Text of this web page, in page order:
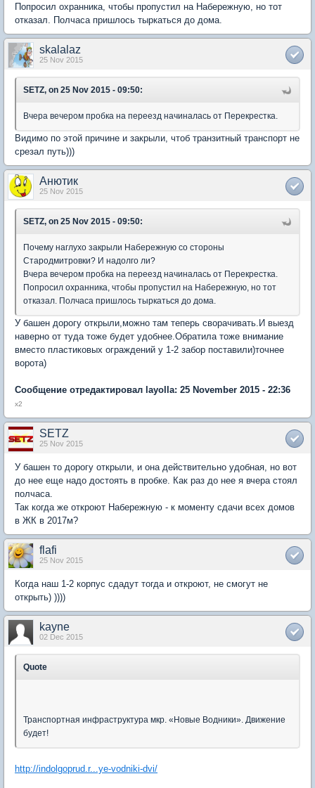
Попросил охранника, чтобы пропустил на Набережную, но тот
отказал. Полчаса пришлось тыркаться до дома.
skalalaz
25 Nov 2015
SETZ, on 25 Nov 2015 - 09:50:
Вчера вечером пробка на переезд начиналась от Перекрестка.
Видимо по этой причине и закрыли, чтоб транзитный транспорт не
срезал путь)))
Анютик
25 Nov 2015
SETZ, on 25 Nov 2015 - 09:50:
Почему наглухо закрыли Набережную со стороны
Стародмитровки? И надолго ли?
Вчера вечером пробка на переезд начиналась от Перекрестка.
Попросил охранника, чтобы пропустил на Набережную, но тот
отказал. Полчаса пришлось тыркаться до дома.
У башен дорогу открыли,можно там теперь сворачивать.И выезд
наверно от туда тоже будет удобнее.Обратила тоже внимание
вместо пластиковых ограждений у 1-2 забор поставили)точнее
ворота)
Сообщение отредактировал layolla: 25 November 2015 - 22:36
x2
SETZ
25 Nov 2015
У башен то дорогу открыли, и она действительно удобная, но вот
до нее еще надо достоять в пробке. Как раз до нее я вчера стоял
полчаса.
Так когда же откроют Набережную - к моменту сдачи всех домов
в ЖК в 2017м?
flafi
25 Nov 2015
Когда наш 1-2 корпус сдадут тогда и откроют, не смогут не
открыть) ))))
kayne
02 Dec 2015
Quote
Транспортная инфраструктура мкр. «Новые Водники». Движение
будет!
http://indolgoprud.r...ye-vodniki-dvi/